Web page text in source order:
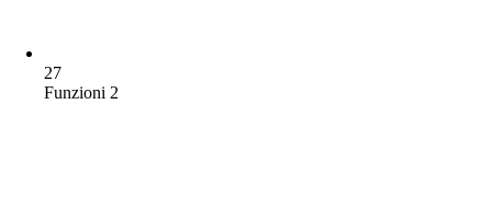
27
Funzioni 2